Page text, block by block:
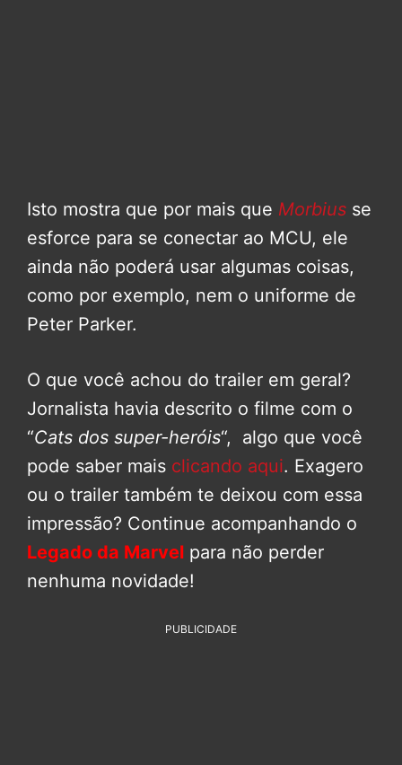
Isto mostra que por mais que Morbius se
esforce para se conectar ao MCU, ele
ainda não poderá usar algumas coisas,
como por exemplo, nem o uniforme de
Peter Parker.
O que você achou do trailer em geral?
Jornalista havia descrito o filme com o
“Cats dos super-heróis“, algo que você
pode saber mais clicando aqui. Exagero
ou o trailer também te deixou com essa
impressão? Continue acompanhando o
Legado da Marvel para não perder
nenhuma novidade!
PUBLICIDADE